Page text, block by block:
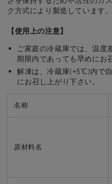
ク方式により製造しています。
【使用上の注意】
ご家庭の冷蔵庫では、温度
期限内であっても早めにお
解凍は、冷蔵庫(+5℃)内で
にお召し上がり下さい。
名称
原材料名